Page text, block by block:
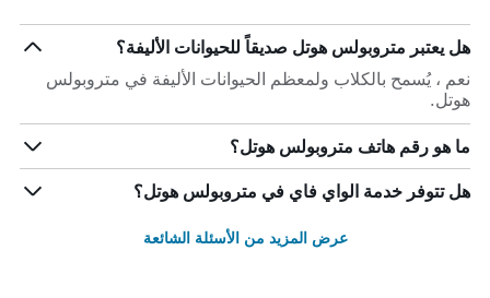
هل يعتبر متروبولس هوتل صديقاً للحيوانات الأليفة؟
نعم ، يُسمح بالكلاب ولمعظم الحيوانات الأليفة في متروبولس
هوتل.
ما هو رقم هاتف متروبولس هوتل؟
هل تتوفر خدمة الواي فاي في متروبولس هوتل؟
عرض المزيد من الأسئلة الشائعة